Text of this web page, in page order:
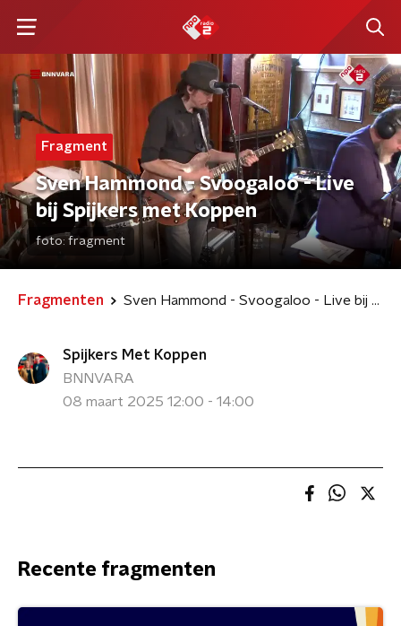
Fragment
Sven Hammond - Svoogaloo - Live
bij Spijkers met Koppen
foto: fragment
Fragmenten Sven Hammond - Svoogaloo - Live bij Spijkers met Koppen
Spijkers Met Koppen
BNNVARA
08 maart 2025 12:00 - 14:00
Recente fragmenten